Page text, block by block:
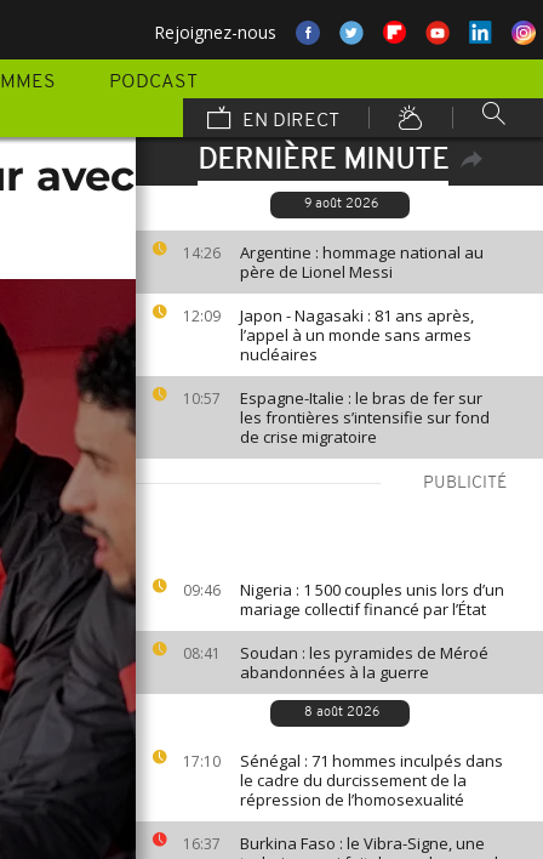
Rejoignez-nous
PODCAST
EN DIRECT
DERNIÈRE MINUTE
9 août 2026
14:26
Argentine : hommage national au
père de Lionel Messi
12:09
Japon - Nagasaki : 81 ans après,
l’appel à un monde sans armes
nucléaires
10:57
Espagne-Italie : le bras de fer sur
les frontières s’intensifie sur fond
de crise migratoire
PUBLICITÉ
09:46
Nigeria : 1 500 couples unis lors d’un
mariage collectif financé par l’État
08:41
Soudan : les pyramides de Méroé
abandonnées à la guerre
8 août 2026
17:10
Sénégal : 71 hommes inculpés dans
le cadre du durcissement de la
répression de l’homosexualité
16:37
Burkina Faso : le Vibra-Signe, une
avec